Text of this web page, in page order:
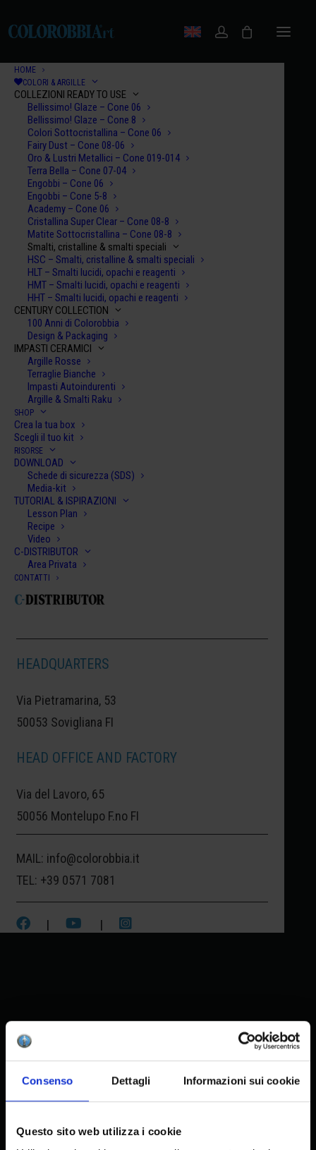
Consenso Dettagli Informazioni sui cookie
Questo sito web utilizza i cookie
HOME
COLORI & ARGILLE
COLLEZIONI READY TO USE
Bellissimo! Glaze – Cone 06
Bellissimo! Glaze – Cone 8
Colori Sottocristallina – Cone 06
Fairy Dust – Cone 08-06
Oro & Lustri Metallici – Cone 019-014
Terra Bella – Cone 07-04
Engobbi – Cone 06
Engobbi – Cone 5-8
Academy – Cone 06
Cristallina Super Clear – Cone 08-8
Matite Sottocristallina – Cone 08-8
Smalti, cristalline & smalti speciali
HSC – Smalti, cristalline & smalti speciali
HLT – Smalti lucidi, opachi e reagenti
HMT – Smalti lucidi, opachi e reagenti
HHT – Smalti lucidi, opachi e reagenti
CENTURY COLLECTION
100 Anni di Colorobbia
Design & Packaging
IMPASTI CERAMICI
Argille Rosse
Terraglie Bianche
Impasti Autoindurenti
Argille & Smalti Raku
SHOP
Crea la tua box
Scegli il tuo kit
RISORSE
DOWNLOAD
Schede di sicurezza (SDS)
Media-kit
TUTORIAL & ISPIRAZIONI
Lesson Plan
Recipe
Video
C-DISTRIBUTOR
Area Privata
CONTATTI
HEADQUARTERS
Via Pietramarina, 53
50053 Sovigliana FI
HEAD OFFICE AND FACTORY
Via del Lavoro, 65
50056 Montelupo F.no FI
MAIL: info@colorobbia.it
TEL: +39 0571 7081
| |
Stati Uniti d'America